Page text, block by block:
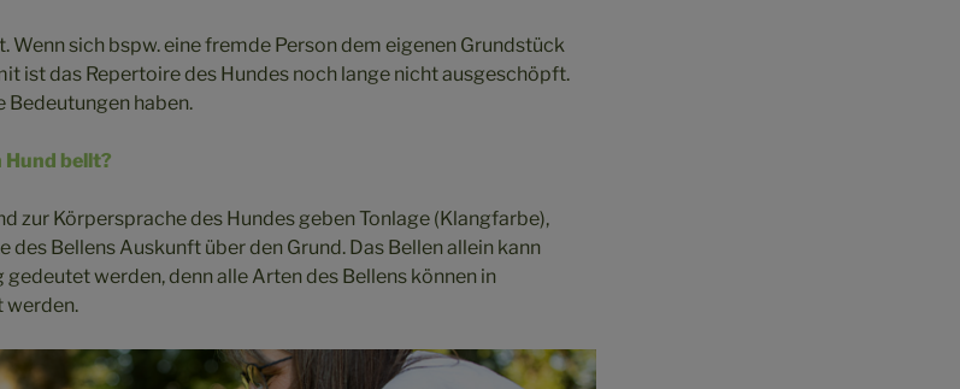
Wenn sich bspw. eine fremde Person dem eigenen Grundstück
ist das Repertoire des Hundes noch lange nicht ausgeschöpft.
Bedeutungen haben.
Hund bellt?
zur Körpersprache des Hundes geben Tonlage (Klangfarbe),
des Bellens Auskunft über den Grund. Das Bellen allein kann
werden, denn alle Arten des Bellens können in
werden.